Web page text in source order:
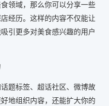
领域，那么你可以分享一些
经历。这样的内容不仅能让
引更多对美食感兴趣的用户
题标签、超话社区、微博故
地组织内容，还能扩大你的